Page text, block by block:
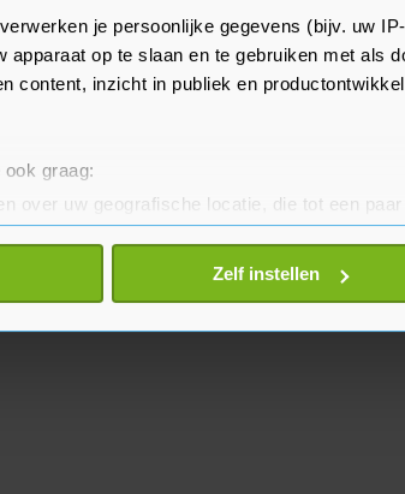
verwerken je persoonlijke gegevens (bijv. uw
apparaat op te slaan en te gebruiken met als
content, inzicht in publiek en
graag:
over uw geografische locatie, die tot een
door het actief te scannen op specifieke
gegevens worden verwerkt en stel uw
of intrekken in de Cookieverklaring.
Zelf instellen